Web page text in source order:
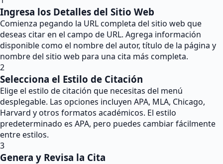
Ingresa los Detalles del Sitio Web
Comienza pegando la URL completa del sitio web que
deseas citar en el campo de URL. Agrega información
disponible como el nombre del autor, título de la página y
nombre del sitio web para una cita más completa.
2
Selecciona el Estilo de Citación
Elige el estilo de citación que necesitas del menú
desplegable. Las opciones incluyen APA, MLA, Chicago,
Harvard y otros formatos académicos. El estilo
predeterminado es APA, pero puedes cambiar fácilmente
entre estilos.
3
Genera y Revisa la Cita